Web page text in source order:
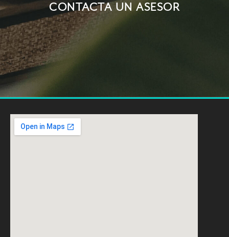
CONTACTA UN ASESOR